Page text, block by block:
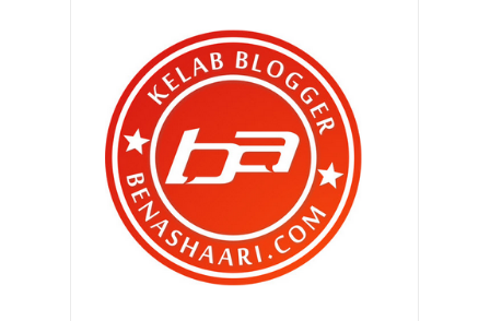
Bila suri rumah tiada masa !
Bila ekslator buat hal !
Silver Cross Pop2 untuk Zahra Nur
Iman !
Tiga wanita ‘gergasi’ mengegar !
Menghilangkan parut demam
campak !